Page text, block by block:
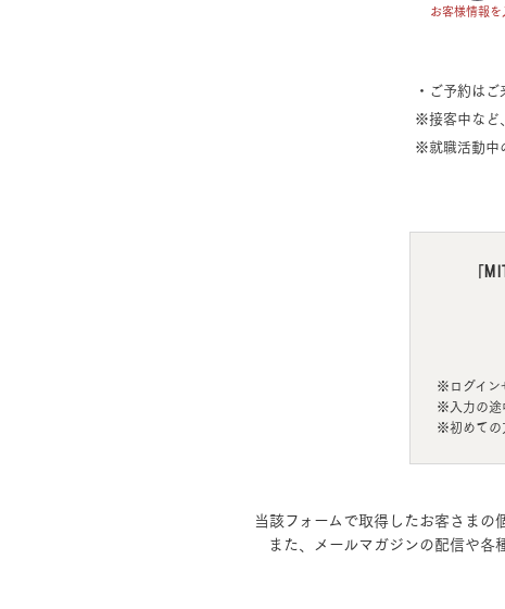
注文住宅｜三井ホームオーダー
グ
ご相談デ
ご相談デスク
お客様情報
・ご予約は
※接客中など
※就職活動中
「
※ログイン
※入力の途
※初めての
当該フォームで取得したお客さまの
また、メールマガジンの配信や各